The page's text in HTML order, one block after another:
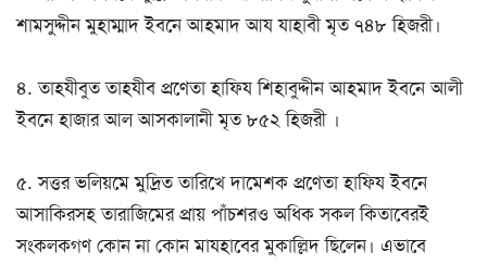
শামসুদ্দীন মুহাম্মাদ ইবনে আহমাদ আয যাহাবী মৃত ৭৪৮ হিজরী।
৪. তাহযীবুত তাহযীব প্রণেতা হাফিয শিহাবুদ্দীন আহমাদ ইবনে আলী
ইবনে হাজার আল আসকালানী মৃত ৮৫২ হিজরী ।
৫. সত্তর ভলিয়মে মুদ্রিত তারিখে দামেশক প্রণেতা হাফিয ইবনে
আসাকিরসহ তারাজিমের প্রায় পাঁচশরও অধিক সকল কিতাবেরই
সংকলকগণ কোন না কোন মাযহাবের মুকাল্লিদ ছিলেন। এভাবে